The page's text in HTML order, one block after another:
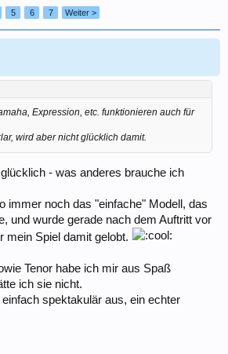
5 6 7 Weiter >
Expression, etc. funktionieren auch für
wird aber nicht glücklich damit.
- was anderes brauche ich
immer noch das "einfache" Modell, das
und wurde gerade nach dem Auftritt vor
mein Spiel damit gelobt.
Tenor habe ich mir aus Spaß
ich sie nicht.
spektakulär aus, ein echter